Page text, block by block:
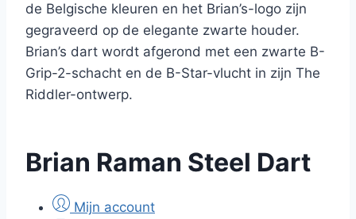
de Belgische kleuren en het Brian’s-logo zijn
gegraveerd op de elegante zwarte houder.
Brian’s dart wordt afgerond met een zwarte B-
Grip-2-schacht en de B-Star-vlucht in zijn The
Riddler-ontwerp.
Brian Raman Steel Dart
Mijn account